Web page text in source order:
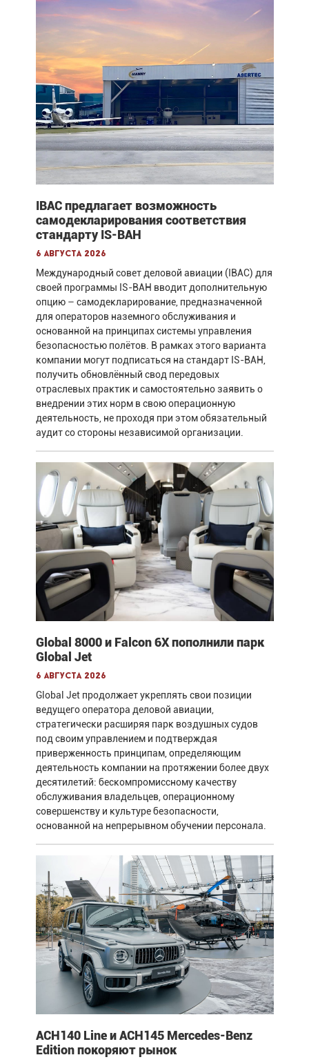
IBAC предлагает возможность
самодекларирования соответствия
стандарту IS-BAH
6 августа 2026
Международный совет деловой авиации (IBAC) для
своей программы IS-BAH вводит дополнительную
опцию – самодекларирование, предназначенной
для операторов наземного обслуживания и
основанной на принципах системы управления
безопасностью полётов. В рамках этого варианта
компании могут подписаться на стандарт IS-BAH,
получить обновлённый свод передовых
отраслевых практик и самостоятельно заявить о
внедрении этих норм в свою операционную
деятельность, не проходя при этом обязательный
аудит со стороны независимой организации.
Global 8000 и Falcon 6X пополнили парк
Global Jet
6 августа 2026
Global Jet продолжает укреплять свои позиции
ведущего оператора деловой авиации,
стратегически расширяя парк воздушных судов
под своим управлением и подтверждая
приверженность принципам, определяющим
деятельность компании на протяжении более двух
десятилетий: бескомпромиссному качеству
обслуживания владельцев, операционному
совершенству и культуре безопасности,
основанной на непрерывном обучении персонала.
ACH140 Line и ACH145 Mercedes-Benz
Edition покоряют рынок